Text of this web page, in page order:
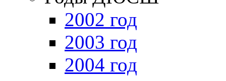
2002 год
2003 год
2004 год